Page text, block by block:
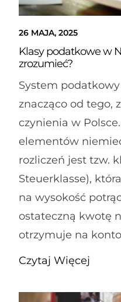
Klasy podatkowe w
zrozumieć?
26 MAJA, 2025
System
znacząco od tego,
czynienia w
elementów
rozliczeń jest tzw.
Steuerklasse),
na wysokość
ostateczną kwotę
otrzymuje na
Czytaj Więcej